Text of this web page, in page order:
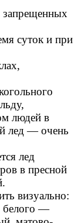
запрещенных
суток и при
людей в
лед — очень
лед
в пресной
визуально:
белого —